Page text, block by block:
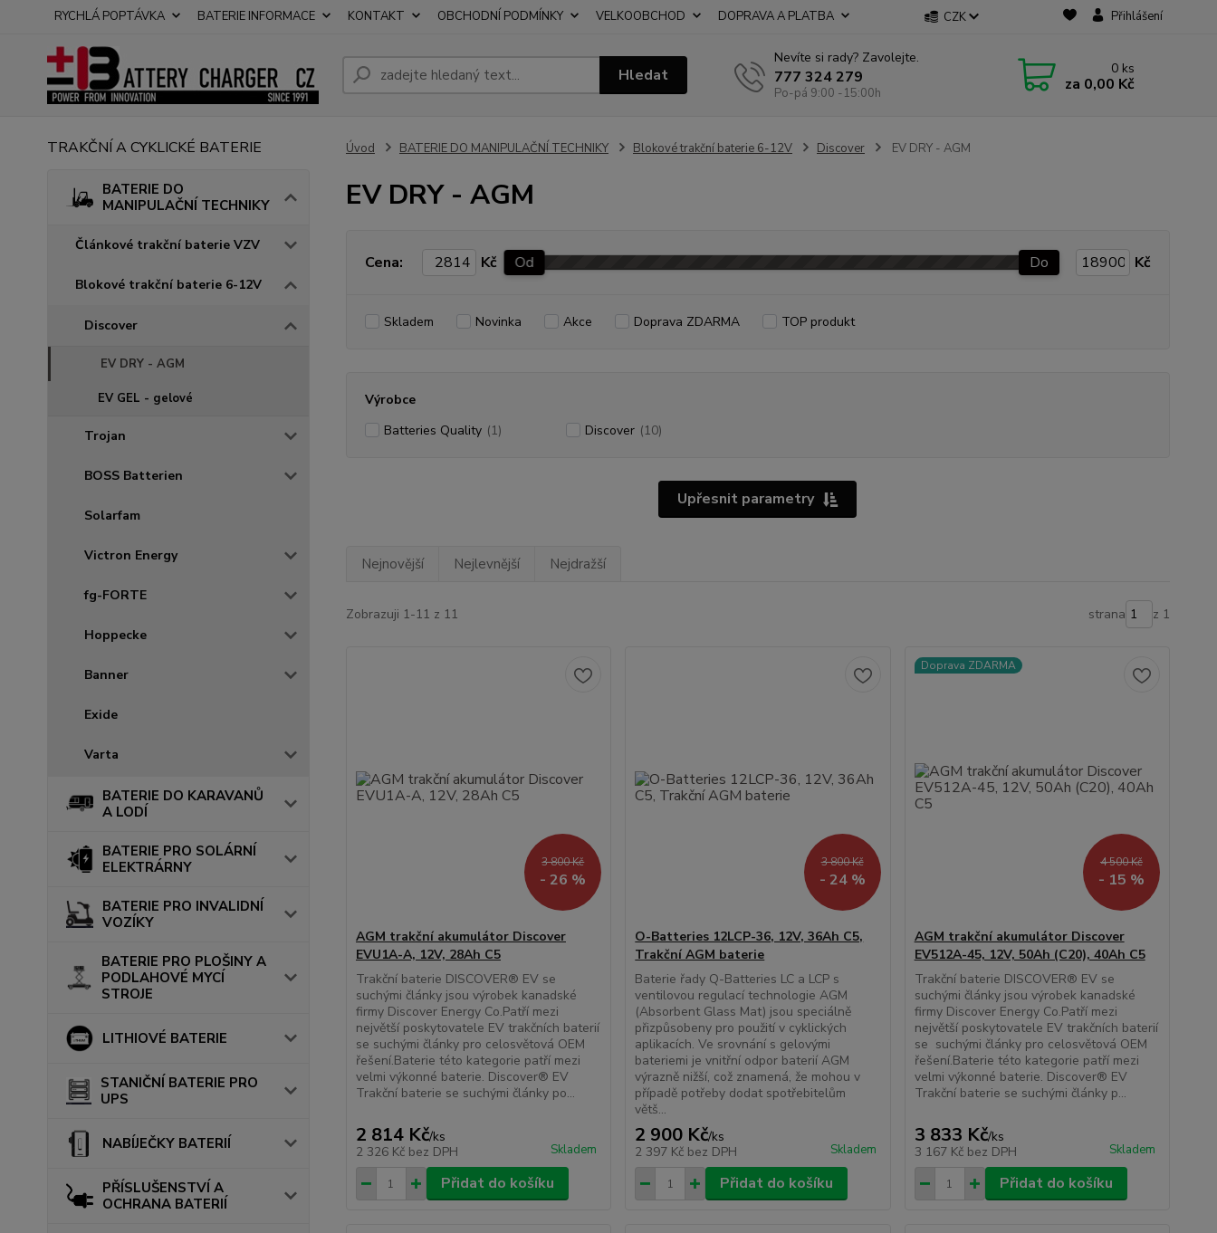
RYCHLÁ POPTÁVKA BATERIE INFORMACE KONTAKT OBCHODNÍ PODMÍNKY VELKOOBCHOD DOPRAVA A PLATBA CZK Přihlášení
Hledat
Nevíte si rady? Zavolejte.
777 324 279
Po-pá 9:00 -15:00h
0 ks
za 0,00 Kč
TRAKČNÍ A CYKLICKÉ BATERIE
BATERIE DO
MANIPULAČNÍ TECHNIKY
Článkové trakční baterie VZV
Blokové trakční baterie 6-12V
Discover
EV DRY - AGM
EV GEL - gelové
Trojan
BOSS Batterien
Solarfam
Victron Energy
fg-FORTE
Hoppecke
Banner
Exide
Varta
BATERIE DO KARAVANŮ
A LODÍ
BATERIE PRO SOLÁRNÍ
ELEKTRÁRNY
BATERIE PRO INVALIDNÍ
VOZÍKY
BATERIE PRO PLOŠINY A
PODLAHOVÉ MYCÍ
STROJE
LITHIOVÉ BATERIE
STANIČNÍ BATERIE PRO
UPS
NABÍJEČKY BATERIÍ
PŘÍSLUŠENSTVÍ A
OCHRANA BATERIÍ
Úvod BATERIE DO MANIPULAČNÍ TECHNIKY Blokové trakční baterie 6-12V Discover EV DRY - AGM
EV DRY - AGM
Upřesnit parametry
Cena: Kč Od Do Kč
Skladem Novinka Akce Doprava ZDARMA TOP produkt
Výrobce
Batteries Quality (1) Discover (10)
Nejnovější Nejlevnější Nejdražší
Zobrazuji 1-11 z 11 strana z 1
3 800 Kč
- 26 %
AGM trakční akumulátor Discover
EVU1A-A, 12V, 28Ah C5
Trakční baterie DISCOVER® EV se
suchými články jsou výrobek kanadské
firmy Discover Energy Co.Patří mezi
největší poskytovatele EV trakčních baterií
se suchými články pro celosvětová OEM
řešení.Baterie této kategorie patří mezi
velmi výkonné baterie. Discover® EV
Trakční baterie se suchými články po...
2 814 Kč/ks
2 326 Kč bez DPH Skladem
Přidat do košíku
3 800 Kč
- 24 %
O-Batteries 12LCP-36, 12V, 36Ah C5,
Trakční AGM baterie
Baterie řady Q-Batteries LC a LCP s
ventilovou regulací technologie AGM
(Absorbent Glass Mat) jsou speciálně
přizpůsobeny pro použití v cyklických
aplikacích. Ve srovnání s gelovými
bateriemi je vnitřní odpor baterií AGM
výrazně nižší, což znamená, že mohou v
případě potřeby dodat spotřebitelům
větš...
2 900 Kč/ks
2 397 Kč bez DPH Skladem
Přidat do košíku
Doprava ZDARMA
4 500 Kč
- 15 %
AGM trakční akumulátor Discover
EV512A-45, 12V, 50Ah (C20), 40Ah C5
Trakční baterie DISCOVER® EV se
suchými články jsou výrobek kanadské
firmy Discover Energy Co.Patří mezi
největší poskytovatele EV trakčních baterií
se suchými články pro celosvětová OEM
řešení.Baterie této kategorie patří mezi
velmi výkonné baterie. Discover® EV
Trakční baterie se suchými články p...
3 833 Kč/ks
3 167 Kč bez DPH Skladem
Přidat do košíku